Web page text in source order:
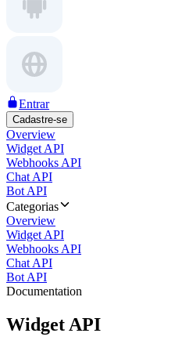
Entrar
Cadastre-se
Overview
Widget API
Webhooks API
Chat API
Bot API
Categorias
Overview
Widget API
Webhooks API
Chat API
Bot API
Documentation
Widget API